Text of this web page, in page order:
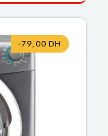
-79,00 DH